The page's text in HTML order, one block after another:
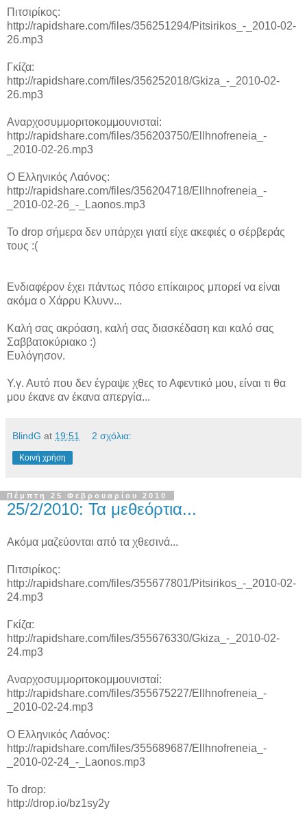
Πιτσιρίκος:
http://rapidshare.com/files/356251294/Pitsirikos_-_2010-02-
26.mp3
Γκίζα:
http://rapidshare.com/files/356252018/Gkiza_-_2010-02-
26.mp3
Αναρχοσυμμοριτοκομμουνισταί:
http://rapidshare.com/files/356203750/Ellhnofreneia_-
_2010-02-26.mp3
Ο Ελληνικός Λαόνος:
http://rapidshare.com/files/356204718/Ellhnofreneia_-
_2010-02-26_-_Laonos.mp3
To drop σήμερα δεν υπάρχει γιατί είχε ακεφιές ο σέρβεράς
τους :(
Ενδιαφέρον έχει πάντως πόσο επίκαιρος μπορεί να είναι
ακόμα ο Χάρρυ Κλυνν...
Καλή σας ακρόαση, καλή σας διασκέδαση και καλό σας
Σαββατοκύριακο :)
Ευλόγησον.
Υ.γ. Αυτό που δεν έγραψε χθες το Αφεντικό μου, είναι τι θα
μου έκανε αν έκανα απεργία...
BlindG at 19:51 2 σχόλια:
Κοινή χρήση
Πέμπτη 25 Φεβρουαρίου 2010
25/2/2010: Τα μεθεόρτια...
Ακόμα μαζεύονται από τα χθεσινά...
Πιτσιρίκος:
http://rapidshare.com/files/355677801/Pitsirikos_-_2010-02-
24.mp3
Γκίζα:
http://rapidshare.com/files/355676330/Gkiza_-_2010-02-
24.mp3
Αναρχοσυμμοριτοκομμουνισταί:
http://rapidshare.com/files/355675227/Ellhnofreneia_-
_2010-02-24.mp3
Ο Ελληνικός Λαόνος:
http://rapidshare.com/files/355689687/Ellhnofreneia_-
_2010-02-24_-_Laonos.mp3
To drop:
http://drop.io/bz1sy2y